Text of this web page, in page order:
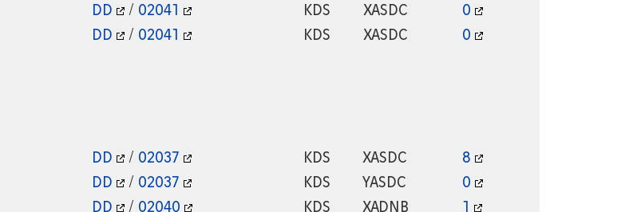
DD / 02041 KDS XASDC
0
DD / 02041 KDS XASDC 0
DD / 02037 KDS XASDC
8
DD / 02037 KDS YASDC
0
DD / 02040 KDS XADNB
1